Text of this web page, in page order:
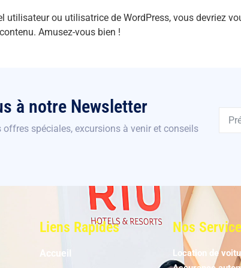
utilisateur ou utilisatrice de WordPress, vous devriez
Amusez-vous bien !
à notre Newsletter
offres spéciales, excursions à venir et conseils
Liens Rapides
Accueil
Nos
Location de